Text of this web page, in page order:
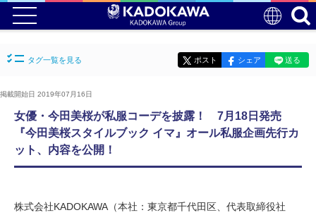
タグ一覧を見る ポスト シェア 送る
掲載開始日 2019年07月16日
女優・今田美桜が私服コーデを披露！ 7月18日発売
『今田美桜スタイルブック イマ』オール私服企画先行カ
ット、内容を公開！
株式会社KADOKAWA（本社：東京都千代田区、代表取締役社